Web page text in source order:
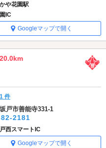
や花園駅
IC
Googleマップで開く
1 件
戸市善能寺331-1
2181
西スマートIC
Googleマップで開く